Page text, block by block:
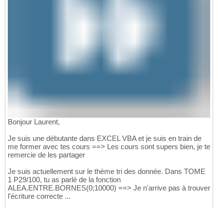
Bonjour Laurent,
Je suis une débutante dans EXCEL VBA et je suis en train de
me former avec tes cours ==> Les cours sont supers bien, je te
remercie de les partager
Je suis actuellement sur le thème tri des donnée. Dans TOME
1 P29/100, tu as parlé de la fonction
ALEA.ENTRE.BORNES(0;10000) ==> Je n'arrive pas à trouver
l'écriture correcte ...